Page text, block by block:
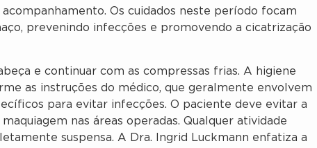
Os cuidados neste período focam
prevenindo infecções e promovendo a cicatrização
e continuar com as compressas frias. A higiene
as instruções do médico, que geralmente envolvem
para evitar infecções. O paciente deve evitar a
nas áreas operadas. Qualquer atividade
suspensa. A Dra. Ingrid Luckmann enfatiza a